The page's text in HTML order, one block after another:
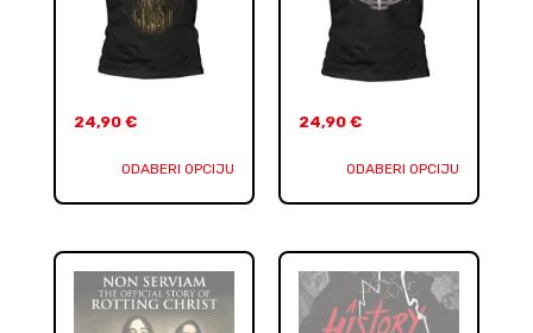
24,90 €
ODABERI OPCIJU
24,90 €
ODABERI OPCIJU